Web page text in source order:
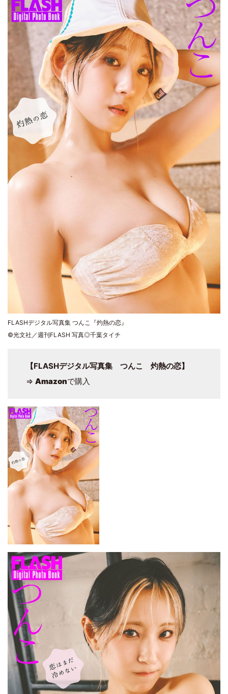
FLASHデジタル写真集 つんこ『灼熱の恋』
©光文社／週刊FLASH 写真◎千葉タイチ
【FLASHデジタル写真集 つんこ 灼熱の恋】
⇒ Amazonで購入